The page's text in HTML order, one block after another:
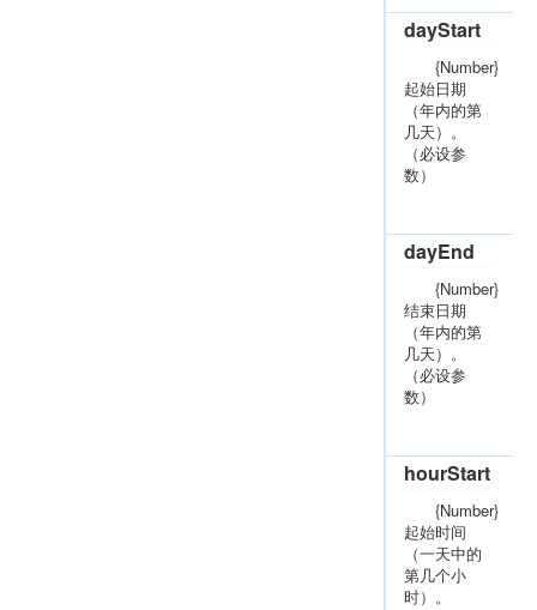
dayStart
{Number}
起始日期
（年内的第
几天）。
（必设参
数）
dayEnd
{Number}
结束日期
（年内的第
几天）。
（必设参
数）
hourStart
{Number}
起始时间
（一天中的
第几个小
时）。